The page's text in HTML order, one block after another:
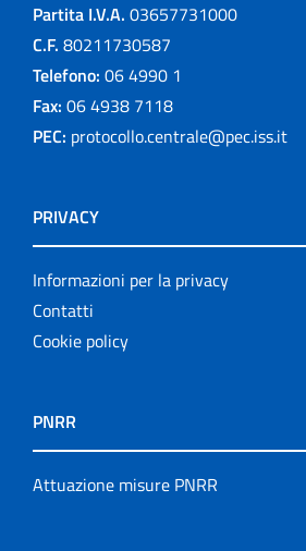
Partita I.V.A. 03657731000
C.F. 80211730587
Telefono: 06 4990 1
Fax: 06 4938 7118
PEC: protocollo.centrale@pec.iss.it
PRIVACY
Informazioni per la privacy
Contatti
Cookie policy
PNRR
Attuazione misure PNRR